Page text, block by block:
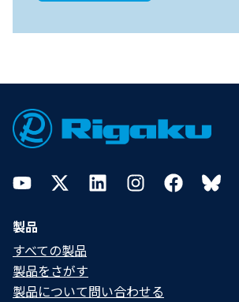
Footer
YouTubeTwitterLinkedInInstagramFacebookBluesky
製品
すべての製品
製品をさがす
製品について問い合わせる​